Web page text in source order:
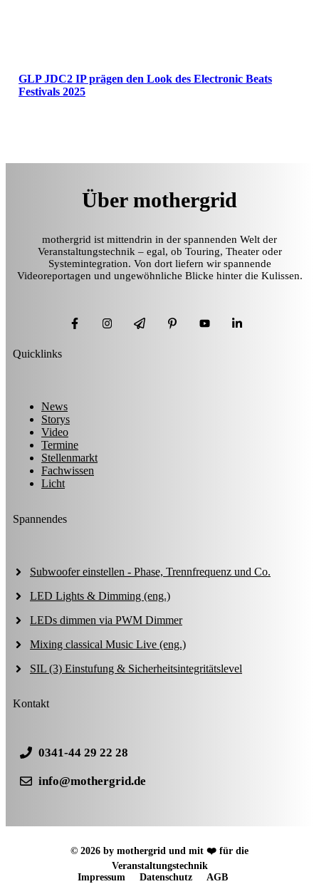
GLP JDC2 IP prägen den Look des Electronic Beats
Festivals 2025
Über mothergrid
mothergrid ist mittendrin in der spannenden Welt der
Veranstaltungstechnik – egal, ob Touring, Theater oder
Systemintegration. Von dort liefern wir spannende
Videoreportagen und ungewöhnliche Blicke hinter die Kulissen.
Quicklinks
News
Storys
Video
Termine
Stellenmarkt
Fachwissen
Licht
Spannendes
Subwoofer einstellen - Phase, Trennfrequenz und Co.
LED Lights & Dimming (eng.)
LEDs dimmen via PWM Dimmer
Mixing classical Music Live (eng.)
SIL (3) Einstufung & Sicherheitsintegritätslevel
Kontakt
0341-44 29 22 28
info@mothergrid.de
© 2026 by mothergrid und mit ❤️ für die
Veranstaltungstechnik
Impressum
Datenschutz AGB